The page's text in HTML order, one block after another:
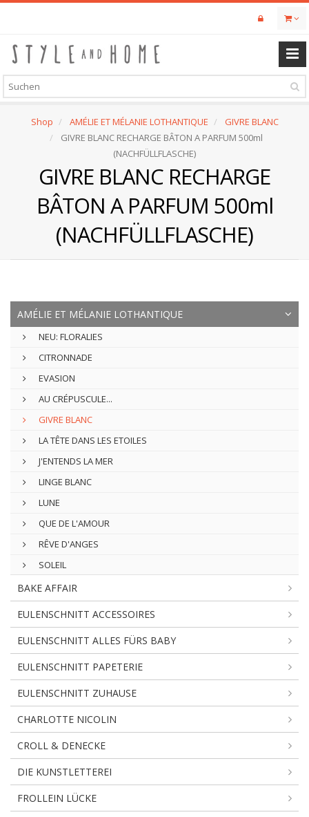
Skip
content
Shop AMÉLIE ET MÉLANIE LOTHANTIQUE
GIVRE BLANC
GIVRE BLANC RECHARGE BÂTON A PARFUM 500ml
(NACHFÜLLFLASCHE)
GIVRE BLANC RECHARGE
BÂTON A PARFUM 500ml
(NACHFÜLLFLASCHE)
AMÉLIE ET MÉLANIE LOTHANTIQUE
NEU: FLORALIES
CITRONNADE
EVASION
AU CRÉPUSCULE...
GIVRE BLANC
LA TÊTE DANS LES ETOILES
J'ENTENDS LA MER
LINGE BLANC
LUNE
QUE DE L'AMOUR
RÊVE D'ANGES
SOLEIL
BAKE AFFAIR
EULENSCHNITT ACCESSOIRES
EULENSCHNITT ALLES FÜRS BABY
EULENSCHNITT PAPETERIE
EULENSCHNITT ZUHAUSE
CHARLOTTE NICOLIN
CROLL & DENECKE
DIE KUNSTLETTEREI
FROLLEIN LÜCKE